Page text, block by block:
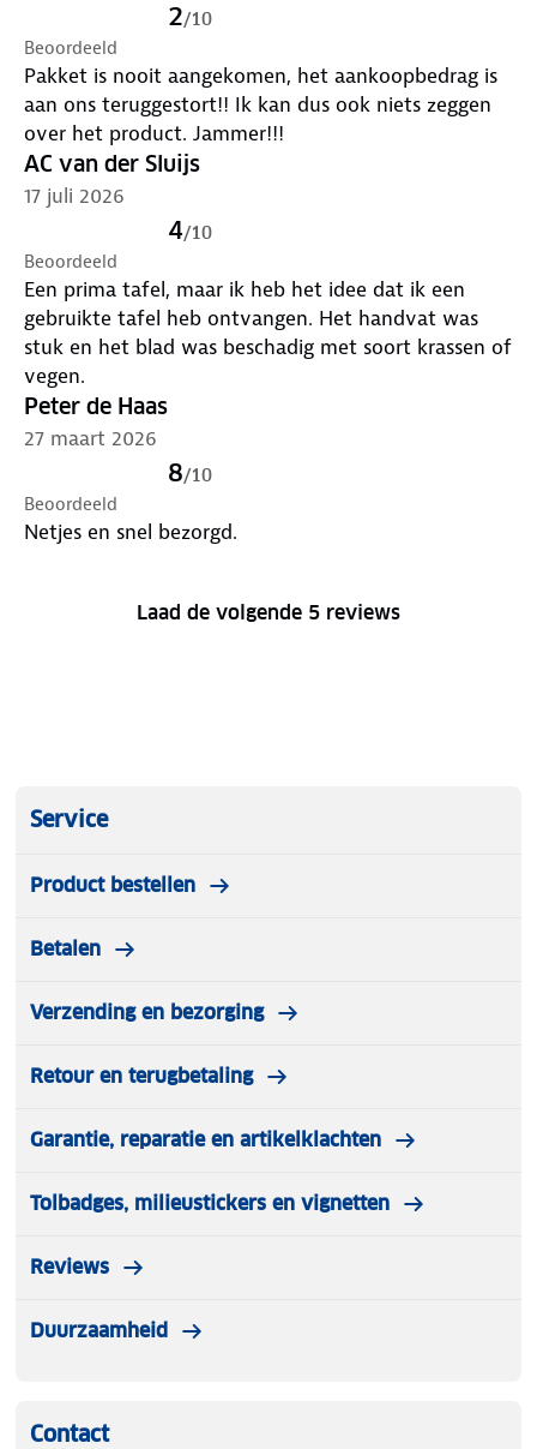
2/10
Beoordeeld
Pakket is nooit aangekomen, het aankoopbedrag is
aan ons teruggestort!! Ik kan dus ook niets zeggen
over het product. Jammer!!!
AC van der Sluijs
17 juli 2026
4/10
Beoordeeld
Een prima tafel, maar ik heb het idee dat ik een
gebruikte tafel heb ontvangen. Het handvat was
stuk en het blad was beschadig met soort krassen of
vegen.
Peter de Haas
27 maart 2026
8/10
Beoordeeld
Netjes en snel bezorgd.
Laad de volgende 5 reviews
Service
Product bestellen
Betalen
Verzending en bezorging
Retour en terugbetaling
Garantie, reparatie en artikelklachten
Tolbadges, milieustickers en vignetten
Reviews
Duurzaamheid
Contact